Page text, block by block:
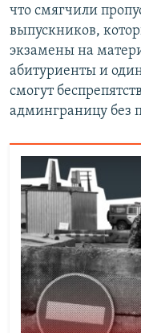
что смягчили
выпускников,
экзамены на
абитуриенты и
смогут
админграницу без